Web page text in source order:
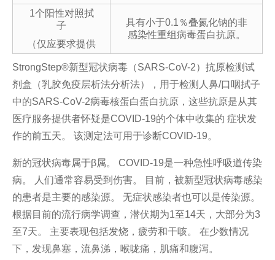
1个阳性对照拭
子
（仅应要求提供
具有小于0.1 ％叠氮化钠的非
感染性重组病毒蛋白抗原。
StrongStep®新型冠状病毒（SARS-CoV-2）抗原检测试
剂盒（乳胶免疫层析法分析法），用于检测人鼻/口咽拭子
中的SARS-CoV-2病毒核蛋白蛋白抗原，这些抗原是从其
医疗服务提供者怀疑是COVID-19的个体中收集的 症状发
作的前五天。 该测定法可用于诊断COVID-19。
新的冠状病毒属于β属。 COVID-19是一种急性呼吸道传染
病。 人们通常容易受到伤害。 目前，被新型冠状病毒感染
的患者是主要的感染源。 无症状感染者也可以是传染源。
根据目前的流行病学调查，潜伏期为1至14天，大部分为3
至7天。 主要表现包括发烧，疲劳和干咳。 在少数情况
下，发现鼻塞，流鼻涕，喉咙痛，肌痛和腹泻。